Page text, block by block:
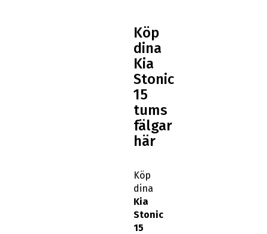
Köp
dina
Kia
Stonic
15
tums
fälgar
här
Köp
dina
Kia
Stonic
15